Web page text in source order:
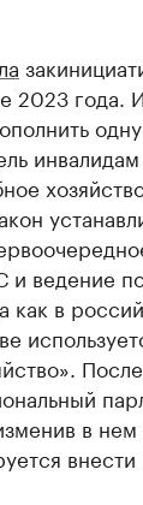
2023 года.
ведение
как в
в